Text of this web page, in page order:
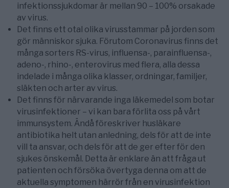
infektionssjukdomar är mellan 90 – 100% orsakade
av virus.
Det finns ett otal olika virusstammar på jorden som
gör människor sjuka. Förutom Coronavirus finns det
många sorters RS-virus, influensa-, parainfluensa-,
adeno-, rhino-, enterovirus med flera, alla dessa
indelade i många olika klasser, ordningar, familjer,
släkten och arter av virus.
Det finns för närvarande inga läkemedel som botar
virusinfektioner – vi kan bara förlita oss på vårt
immunsystem. Ändå föreskriver husläkare
antibiotika helt utan anledning, dels för att de inte
vill ta ansvar, och dels för att de ger efter för den
sjukes önskemål. Detta är enklare än att fråga ut
patienten och försöka övertyga denna om att de
aktuella symptomen härrör från en virusinfektion